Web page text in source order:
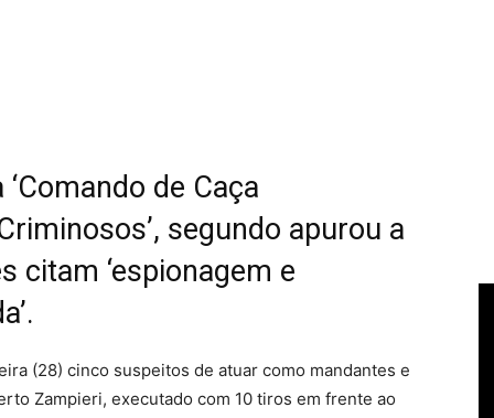
de Caça
segundo apurou a
citam ‘espionagem e
(28) cinco suspeitos de atuar como mandantes e
Zampieri, executado com 10 tiros em frente ao